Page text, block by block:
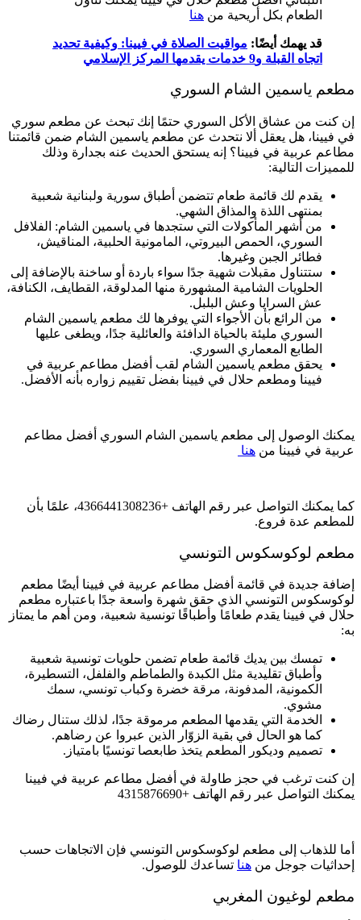
الطعام بكل أريحية من هنا
قد يهمك أيضًا: مواقيت الصلاة في فيينا: وكيفية تحديد
اتجاه القبلة و9 خدمات يقدمها المركز الإسلامي
مطعم ياسمين الشام السوري
إن كنت من عشاق الأكل السوري حتمًا إنك تبحث عن مطعم سوري
في فيينا، هل يعقل ألا نتحدث عن مطعم ياسمين الشام ضمن قائمتنا
مطاعم عربية في فيينا؟ إنه يستحق الحديث عنه بجدارة وذلك
للمميزات التالية:
يقدم لك قائمة طعام تتضمن أطباق سورية ولبنانية شعبية
بمنتهى اللذة والمذاق الشهي.
من أشهر المأكولات التي ستجدها في ياسمين الشام: الفلافل
السوري، الحمص البيروتي، المامونية الحلبية، المناقيش،
فطائر الجبن وغيرها.
ستتناول مقبلات شهية جدًا سواء باردة أو ساخنة بالإضافة إلى
الحلويات الشامية المشهورة منها المدلوقة، القطايف، الكنافة،
عش السرايا وعش البلبل.
من الرائع بأن الأجواء التي يوفرها لك مطعم ياسمين الشام
السوري مليئة بالحياة الدافئة والعائلية جدًا، ويطغى عليها
الطابع المعماري السوري.
يحقق مطعم ياسمين الشام لقب أفضل مطاعم عربية في
فيينا ومطعم حلال في فيينا بفضل تقييم زواره بأنه الأفضل.
يمكنك الوصول إلى مطعم ياسمين الشام السوري أفضل مطاعم
عربية في فيينا من هنا
كما يمكنك التواصل عبر رقم الهاتف +4366441308236، علمًا بأن
للمطعم عدة فروع.
مطعم لوكوسكوس التونسي
إضافة جديدة في قائمة أفضل مطاعم عربية في فيينا أيضًا مطعم
لوكوسكوس التونسي الذي حقق شهرة واسعة جدًا باعتباره مطعم
حلال في فيينا يقدم طعامًا وأطباقًا تونسية شعبية، ومن أهم ما يمتاز
به:
تمسك بين يديك قائمة طعام تضمن حلويات تونسية شعبية
وأطباق تقليدية مثل الكبدة والطماطم والفلفل، التسطيرة،
الكمونية، المدفونة، مرقة خضرة وكباب تونسي، سمك
مشوي.
الخدمة التي يقدمها المطعم مرموقة جدًا، لذلك ستنال رضاك
كما هو الحال في بقية الزوّار الذين عبروا عن رضاهم.
تصميم وديكور المطعم يتخذ طابعصا تونسيًا بامتياز.
إن كنت ترغب في حجز طاولة في أفضل مطاعم عربية في فيينا
يمكنك التواصل عبر رقم الهاتف +4315876690
أما للذهاب إلى مطعم لوكوسكوس التونسي فإن الاتجاهات حسب
إحداثيات جوجل من هنا تساعدك للوصول.
مطعم لوغيون المغربي